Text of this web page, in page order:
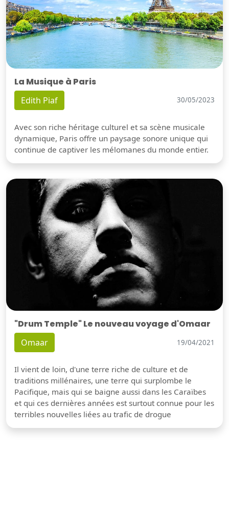
La Musique à Paris
Edith Piaf 30/05/2023
Avec son riche héritage culturel et sa scène musicale
dynamique, Paris offre un paysage sonore unique qui
continue de captiver les mélomanes du monde entier.
"Drum Temple" Le nouveau voyage d'Omaar
Omaar 19/04/2021
Il vient de loin, d'une terre riche de culture et de
traditions millénaires, une terre qui surplombe le
Pacifique, mais qui se baigne aussi dans les Caraïbes
et qui ces dernières années est surtout connue pour les
terribles nouvelles liées au trafic de drogue